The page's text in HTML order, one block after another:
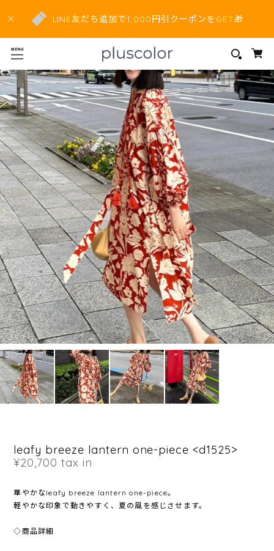
LINE友だち追加で1,000円引クーポンをGET🎁
leafy breeze lantern one-piece <d1525>
¥20,700 tax in
華やかなleafy breeze lantern one-piece。
軽やかな印象で動きやすく、夏の風を感じさせます。
◇商品詳細